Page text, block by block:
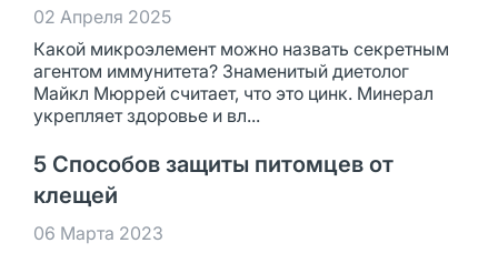
02 Апреля 2025
Какой микроэлемент можно назвать секретным
агентом иммунитета? Знаменитый диетолог
Майкл Мюррей считает, что это цинк. Минерал
укрепляет здоровье и вл...
5 Способов защиты питомцев от
клещей
06 Марта 2023